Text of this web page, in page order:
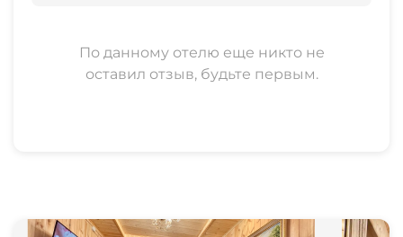
По данному отелю еще никто не
оставил отзыв, будьте первым.